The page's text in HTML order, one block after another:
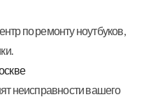
по ремонту ноутбуков,
неисправности вашего